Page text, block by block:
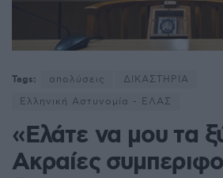
Tags: απολύσεις
ΔΙΚΑΣΤΗΡΙΑ
Ελληνική Αστυνομία - ΕΛΑΣ
«Ελάτε να μου τα
Ακραίες